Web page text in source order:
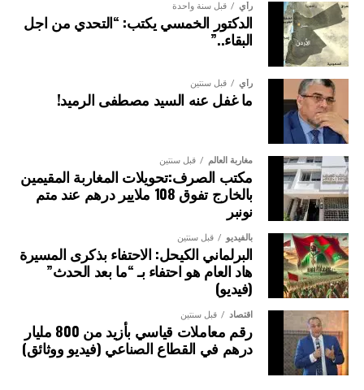
رأي قبل سنة واحدة
الدكتور الخمسي يكتب: “التحدي من اجل
البقاء..”
رأي قبل سنتين
ما غفل عنه السيد مصطفى الرميد!
مغاربة العالم قبل سنتين
مكتب الصرف:تحويلات المغاربة المقيمين
بالخارج تفوق 108 ملايير درهم عند متم
نونبر
بالفيديو قبل سنتين
البرلماني الكيحل: الاحتفاء بذكرى المسيرة
هاد العام هو احتفاء بـ “ما بعد الحدث”
(فيديو)
اقتصاد قبل سنتين
رقم معاملات قياسي بأزيد من 800 مليار
درهم في القطاع الصناعي (فيديو ووثائق)